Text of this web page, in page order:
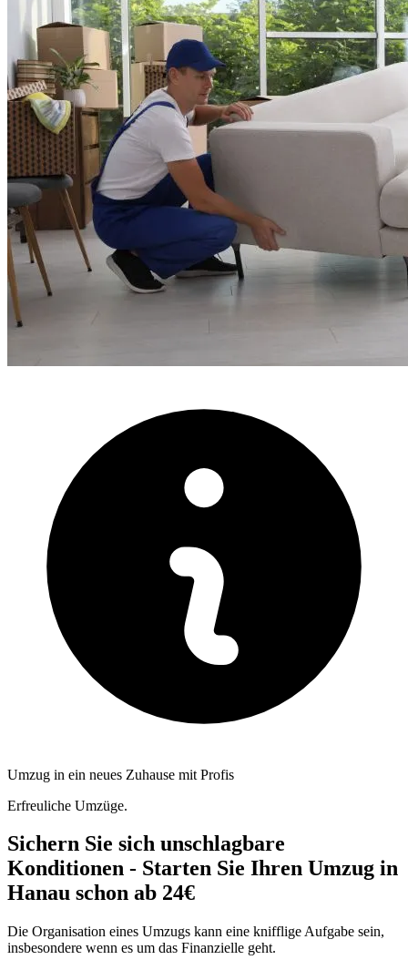
Umzug in ein neues Zuhause mit Profis
Erfreuliche Umzüge.
Sichern Sie sich unschlagbare
Konditionen - Starten Sie Ihren Umzug in
Hanau schon ab 24€
Die Organisation eines Umzugs kann eine knifflige Aufgabe sein,
insbesondere wenn es um das Finanzielle geht.